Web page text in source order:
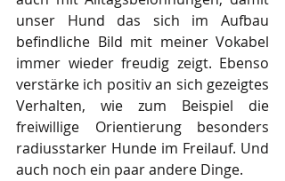
unser Hund das sich im Aufbau
befindliche Bild mit meiner Vokabel
immer wieder freudig zeigt. Ebenso
verstärke ich positiv an sich gezeigtes
Verhalten, wie zum Beispiel die
freiwillige Orientierung besonders
radiusstarker Hunde im Freilauf. Und
auch noch ein paar andere Dinge.